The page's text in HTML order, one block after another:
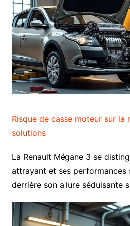
Risque de casse moteur sur la
solutions
La Renault Mégane 3 se
attrayant et ses performances
derrière son allure séduisante